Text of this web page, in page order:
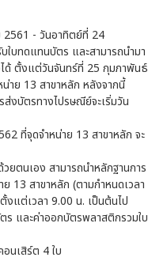
2561 - วันอาทิตย์ที่ 24
บทดแทนบัตร และสามารถนำมา
ด้ ตั้งแต่วันจันทร์ที่ 25 กุมภาพันธ์
าย 13 สาขาหลัก หลังจากนี้
งบัตรทางไปรษณีย์จะเริ่มวัน
ที่จุดจำหน่าย 13 สาขาหลัก จะ
ยตนเอง สามารถนำหลักฐานการ
13 สาขาหลัก (ตามกำหนดเวลา
แต่เวลา 9.00 น. เป็นต้นไป
ร และค่าออกบัตรพลาสติกรวมใบ
นเสิร์ต 4 ใบ